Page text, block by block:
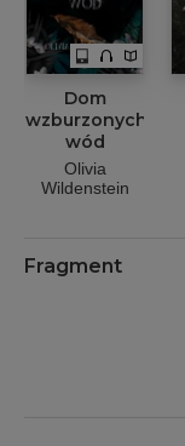
Dom
wzburzonych
wód
Olivia
Wildenstein
Fragment